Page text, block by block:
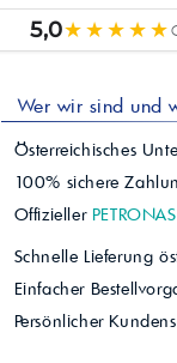
5,0★★★★★
Wer wir sind und
Österreichisches
100% sichere
Offizieller PETRONAS
Schnelle Lieferung
Einfacher
Persönlicher